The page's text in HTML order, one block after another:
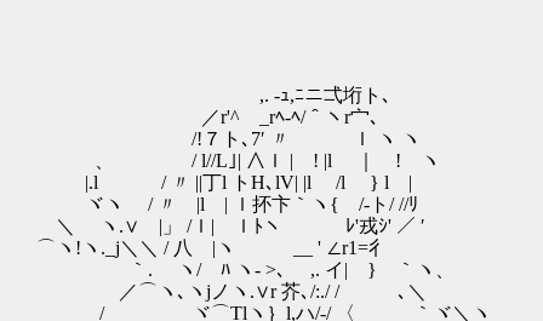
,. -ｭ,ﾆニ弌垳ト､
／r'^ _rﾍ-ﾍ/＾ヽr宀､
/!７ト､7′ 〃 ｌ ヽ ヽ
、 / l//L｣| ∧ｌ | ! |l ｜ ! ヽ
|.l / 〃 ||丁l トH､lV| |l /l } l |
ヾヽ / 〃 |l | ｌ抔卞｀ヽ{ /-ト/ //ﾘ
＼ ヽ.∨ |」 /ｌ| ｌﾄヽ￣ ﾚ'戎ｼ' ／
⌒ヽ!ヽ._j＼＼ / 八 |ヽ __ ' ∠r1=彳
｀. ヽ/ ﾊ ヽ‐ >､ ,. イ| } ｀ヽ、 ……わ
／⌒ヽ､ヽjノヽ.∨r 芥､/:./ / ､＼
/ ヾ⌒Tlヽ｝l,ハ/-/ 〈 ｀ヾ＼ヽ